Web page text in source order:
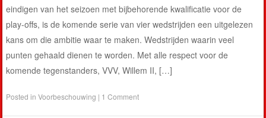
eindigen van het seizoen met bijbehorende kwalificatie voor de
play-offs, is de komende serie van vier wedstrijden een uitgelezen
kans om die ambitie waar te maken. Wedstrijden waarin veel
punten gehaald dienen te worden. Met alle respect voor de
komende tegenstanders, VVV, Willem II, […]
Posted inVoorbeschouwing | 1 Comment